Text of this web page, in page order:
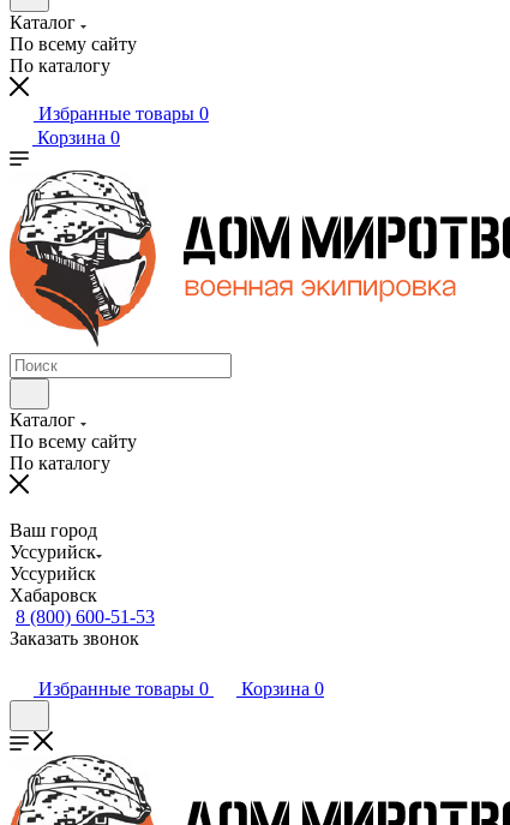
Каталог
По всему сайту
По каталогу
Избранные товары 0
Корзина 0
Каталог
По всему сайту
По каталогу
Ваш город
Уссурийск
Уссурийск
Хабаровск
8 (800) 600-51-53
Заказать звонок
Избранные товары 0 Корзина 0